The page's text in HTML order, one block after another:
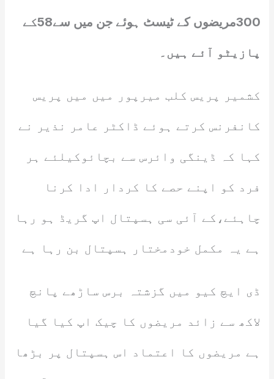
300مریضوں کے ٹیسٹ ہوئے جن میں سے58کے
پازیٹو آئے ہیں۔
کشمیر پریس کلب میرپور میں میں پریس
کانفرنس کرتے ہوئے ڈاکٹر عامر نذیر نے
کہا کہ ڈینگی وائرس سے بچائوکیلئے ہر
فرد کو اپنے حصے کا کردار ادا کرنا
چاہئے،کے آئی سی ہسپتال اپ گریڈ ہو رہا
ہے یہ مکمل خودمختار ہسپتال بن رہا ہے
ڈی ایچ کیو میں گزشتہ برس ساڑھے پانچ
لاکھ سے زائد مریضوں کا چیک اپ کیا گیا
ہے مریضوں کا اعتماد اس ہسپتال پر بڑھا